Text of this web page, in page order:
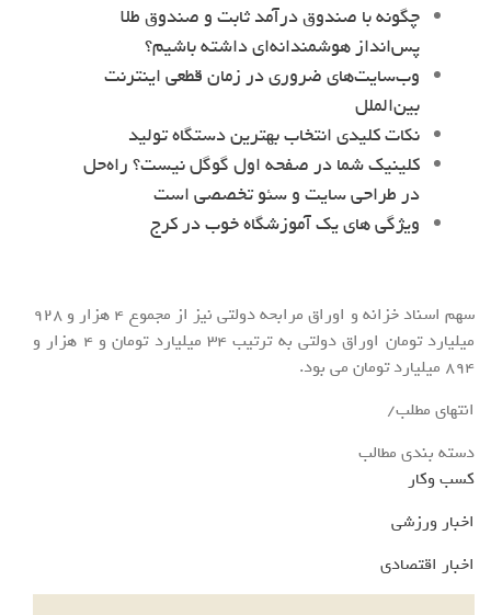
چگونه با صندوق درآمد ثابت و صندوق طلا
پس‌انداز هوشمندانه‌ای داشته باشیم؟
وب‌سایت‌های ضروری در زمان قطعی اینترنت
بین‌الملل
نکات کلیدی انتخاب بهترین دستگاه تولید
کلینیک شما در صفحه اول گوگل نیست؟ راه‌حل
در طراحی سایت و سئو تخصصی است
ویژگی های یک آموزشگاه خوب در کرج
سهم اسناد خزانه و اوراق مرابحه دولتی نیز از مجموع 4 هزار و 928
میلیارد تومان اوراق دولتی به ترتیب 34 میلیارد تومان و 4 هزار و
894 میلیارد تومان می بود.
انتهای مطلب/
دسته بندی مطالب
کسب وکار
اخبار ورزشی
اخبار اقتصادی